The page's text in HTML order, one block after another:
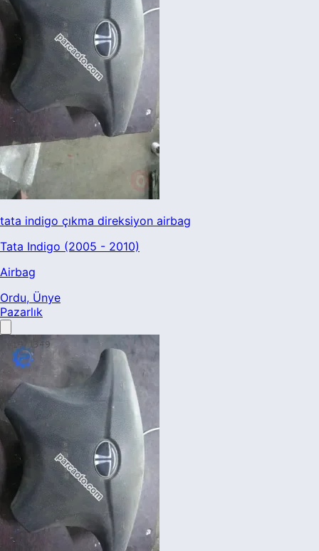
tata indigo çıkma direksiyon airbag
Tata Indigo (2005 - 2010)
Airbag
Ordu, Ünye
Pazarlık